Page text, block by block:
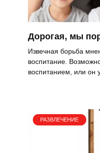
Дорогая, мы
Извечная борьба
воспитание.
воспитанием, или он
РАЗВЛЕЧЕНИЕ